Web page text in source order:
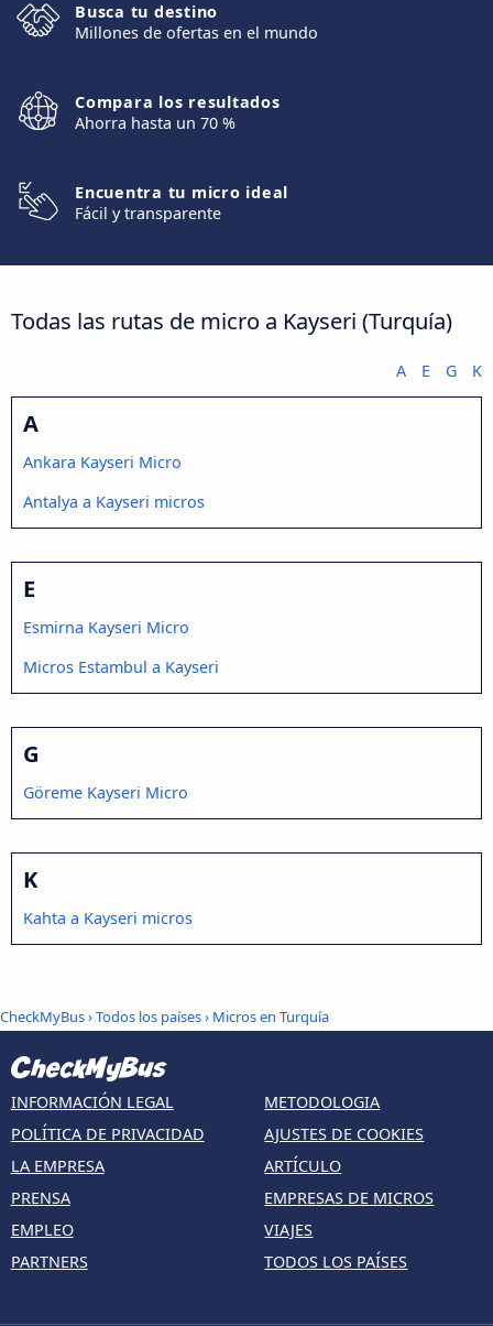
Busca tu destino
Millones de ofertas en el mundo
Compara los resultados
Ahorra hasta un 70 %
Encuentra tu micro ideal
Fácil y transparente
Todas las rutas de micro a Kayseri (Turquía)
A E G K
A
Ankara Kayseri Micro
Antalya a Kayseri micros
E
Esmirna Kayseri Micro
Micros Estambul a Kayseri
G
Göreme Kayseri Micro
K
Kahta a Kayseri micros
CheckMyBus›Todos los países› Micros en Turquía
INFORMACIÓN LEGAL
POLÍTICA DE PRIVACIDAD
LA EMPRESA
PRENSA
EMPLEO
PARTNERS
METODOLOGIA
AJUSTES DE COOKIES
ARTÍCULO
EMPRESAS DE MICROS
VIAJES
TODOS LOS PAÍSES